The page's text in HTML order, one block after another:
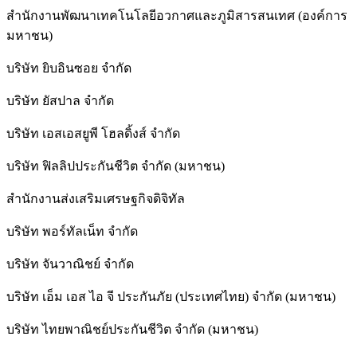
สำนักงานพัฒนาเทคโนโลยีอวกาศและภูมิสารสนเทศ (องค์การ
มหาชน)
บริษัท ยิบอินซอย จำกัด
บริษัท ยัสปาล จำกัด
บริษัท เอสเอสยูพี โฮลดิ้งส์ จำกัด
บริษัท ฟิลลิปประกันชีวิต จำกัด (มหาชน)
สํานักงานส่งเสริมเศรษฐกิจดิจิทัล
บริษัท พอร์ทัลเน็ท จำกัด
บริษัท จันวาณิชย์ จำกัด
บริษัท เอ็ม เอส ไอ จี ประกันภัย (ประเทศไทย) จำกัด (มหาชน)
บริษัท ไทยพาณิชย์ประกันชีวิต จำกัด (มหาชน)